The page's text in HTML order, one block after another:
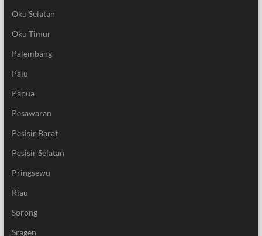
Oku Selatan
Oku Timur
Palembang
Palu
Papua
Pesawaran
Pesisir Barat
Pesisir Selatan
Pringsewu
Riau
Sorong
Sragen